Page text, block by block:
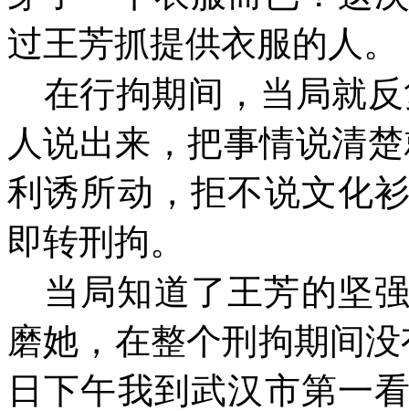
过王芳抓提供衣服的人。
在行拘期间，当局就
人说出来，把事情说清
利诱所动，拒不说文化
即转刑拘。
当局知道了王芳的坚
磨她，在整个刑拘期间
日下午我到武汉市第一